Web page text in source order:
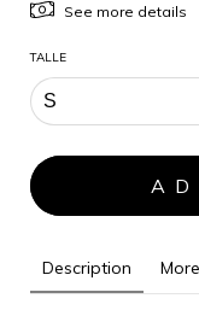
See more details
TALLE
Description